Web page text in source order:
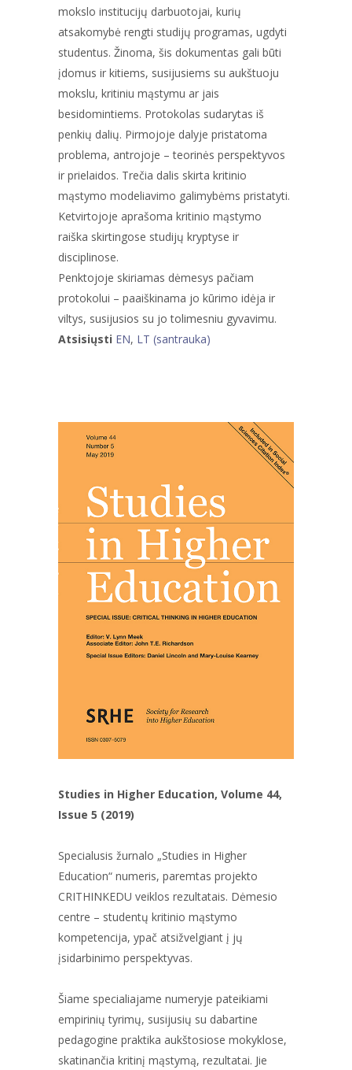
mokslo institucijų darbuotojai, kurių
atsakomybė rengti studijų programas, ugdyti
studentus. Žinoma, šis dokumentas gali būti
įdomus ir kitiems, susijusiems su aukštuoju
mokslu, kritiniu mąstymu ar jais
besidomintiems. Protokolas sudarytas iš
penkių dalių. Pirmojoje dalyje pristatoma
problema, antrojoje – teorinės perspektyvos
ir prielaidos. Trečia dalis skirta kritinio
mąstymo modeliavimo galimybėms pristatyti.
Ketvirtojoje aprašoma kritinio mąstymo
raiška skirtingose studijų kryptyse ir
disciplinose.
Penktojoje skiriamas dėmesys pačiam
protokolui – paaiškinama jo kūrimo idėja ir
viltys, susijusios su jo tolimesniu gyvavimu.
Atsisiųsti EN, LT (santrauka)
Studies in Higher Education, Volume 44,
Issue 5 (2019)
Specialusis žurnalo „Studies in Higher
Education“ numeris, paremtas projekto
CRITHINKEDU veiklos rezultatais. Dėmesio
centre – studentų kritinio mąstymo
kompetencija, ypač atsižvelgiant į jų
įsidarbinimo perspektyvas.
Šiame specialiajame numeryje pateikiami
empirinių tyrimų, susijusių su dabartine
pedagogine praktika aukštosiose mokyklose,
skatinančia kritinį mąstymą, rezultatai. Jie